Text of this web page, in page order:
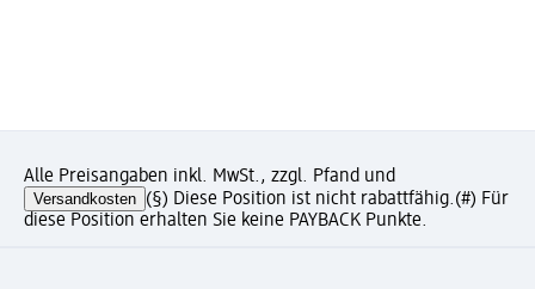
Alle Preisangaben inkl. MwSt., zzgl. Pfand und
Versandkosten (§) Diese Position ist nicht rabattfähig.(#) Für
diese Position erhalten Sie keine PAYBACK Punkte.